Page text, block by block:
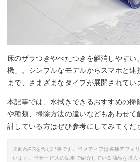
床のザラつきやべたつきを解消しやすい
機」。シンプルなモデルからスマホと連
まで、さまざまなタイプが展開されてい
本記事では、水拭きできるおすすめの掃
や種類、掃除方法の違いなどもあわせて
討している方はぜひ参考にしてみてくだ
※商品PRを含む記事です。当メディアは各種アフィ
います。当サービスの記事で紹介している商品を購